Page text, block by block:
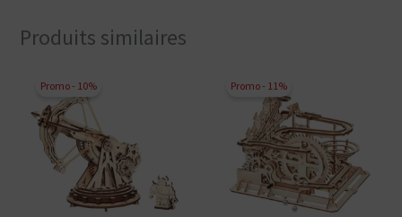
Produits similaires
Promo - 10% Promo - 11%